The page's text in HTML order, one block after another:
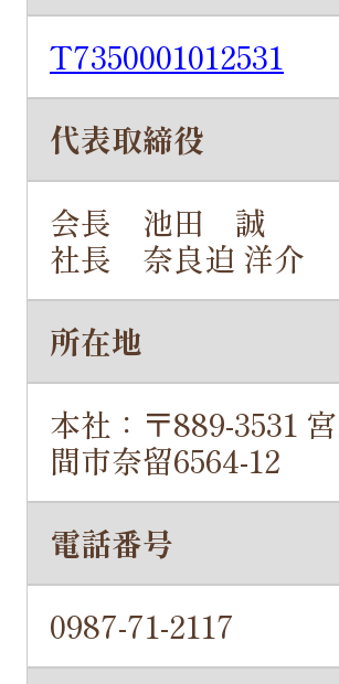
T7350001012531
代表取締役
会長 池田 誠
社長 奈良迫 洋介
所在地
本社：〒889-3531
間市奈留6564-12
電話番号
0987-71-2117